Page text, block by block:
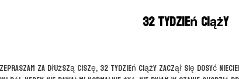
32 tydzień ciąży
za dłuższą ciszę, 32 tydzień ciąży zaczął się dosyć